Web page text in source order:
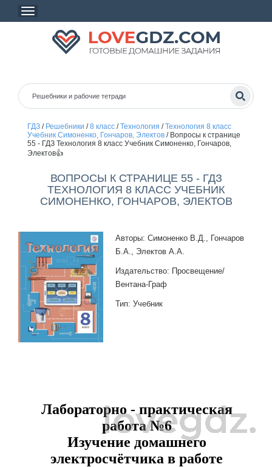
ГДЗ/ Решебники /8 класс/Технология /Технология 8 класс
Учебник Симоненко, Гончаров, Электов/ Вопросы к странице
55 - ГДЗ Технология 8 класс Учебник Симоненко, Гончаров,
Электов👍
ВОПРОСЫ К СТРАНИЦЕ 55 - ГДЗ
ТЕХНОЛОГИЯ 8 КЛАСС УЧЕБНИК
СИМОНЕНКО, ГОНЧАРОВ, ЭЛЕКТОВ
Авторы: Симоненко В.Д., Гончаров
Б.А., Электов А.А.
Издательство: Просвещение/
Вентана-Граф
Тип: Учебник
Лабораторно - практическая
работа №6
Изучение домашнего
электросчётчика в работе